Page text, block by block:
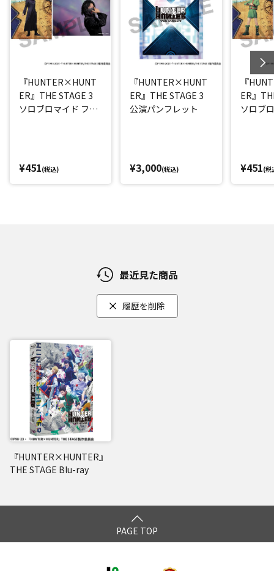
『HUNTER×HUNT
ER』THE STAGE 3
ソロブロマイド フェ
¥451(税込)
『HUNTER×HUNT
ER』THE STAGE 3
公演パンフレット
¥3,000(税込)
『
ER』
ソロブ
¥451(税
最近見た商品
履歴を削除
『HUNTER×HUNTER』
THE STAGE Blu-ray
PAGE TOP